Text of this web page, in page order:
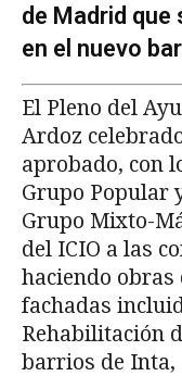
de Madrid que
en el nuevo
El Pleno del
Ardoz
aprobado, con
Grupo Popular
Grupo Mixto-
del ICIO a las
haciendo
fachadas
Rehabilitación
barrios de Inta,